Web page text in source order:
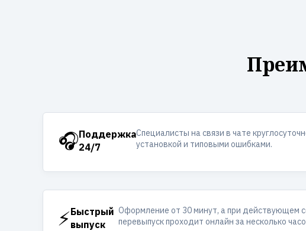
🎧Поддержка
24/7
Специалисты на связи в чате
установкой и типовыми ошибками.
⚡Быстрый
выпуск
Оформление от 30 минут, а при действующем
перевыпуск проходит онлайн за несколько